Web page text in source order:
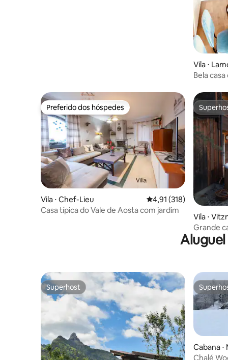
Vila ⋅
Bela
Preferido dos hóspedes
Preferido dos hóspedes
Vila ⋅ Chef-Lieu 4,91 de uma avaliação
4,91 (318)
Casa típica do Vale de Aosta com jardim
Vila ⋅
Grande
Superhost
Superhost
Cabana ⋅
Chalé